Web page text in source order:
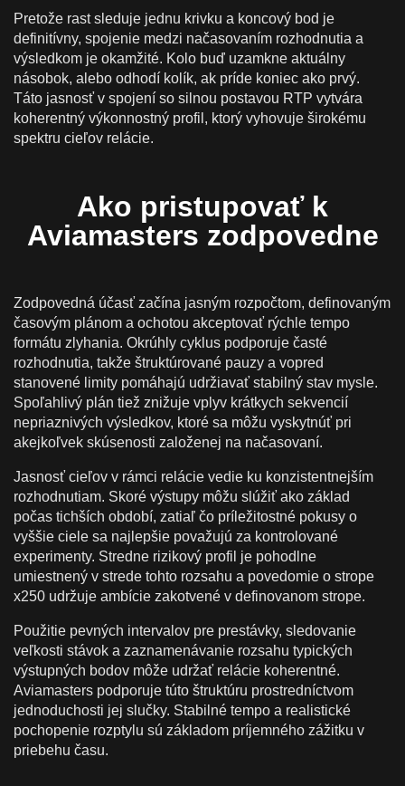
Pretože rast sleduje jednu krivku a koncový bod je
definitívny, spojenie medzi načasovaním rozhodnutia a
výsledkom je okamžité. Kolo buď uzamkne aktuálny
násobok, alebo odhodí kolík, ak príde koniec ako prvý.
Táto jasnosť v spojení so silnou postavou RTP vytvára
koherentný výkonnostný profil, ktorý vyhovuje širokému
spektru cieľov relácie.
Ako pristupovať k
Aviamasters zodpovedne
Zodpovedná účasť začína jasným rozpočtom, definovaným
časovým plánom a ochotou akceptovať rýchle tempo
formátu zlyhania. Okrúhly cyklus podporuje časté
rozhodnutia, takže štruktúrované pauzy a vopred
stanovené limity pomáhajú udržiavať stabilný stav mysle.
Spoľahlivý plán tiež znižuje vplyv krátkych sekvencií
nepriaznivých výsledkov, ktoré sa môžu vyskytnúť pri
akejkoľvek skúsenosti založenej na načasovaní.
Jasnosť cieľov v rámci relácie vedie ku konzistentnejším
rozhodnutiam. Skoré výstupy môžu slúžiť ako základ
počas tichších období, zatiaľ čo príležitostné pokusy o
vyššie ciele sa najlepšie považujú za kontrolované
experimenty. Stredne rizikový profil je pohodlne
umiestnený v strede tohto rozsahu a povedomie o strope
x250 udržuje ambície zakotvené v definovanom strope.
Použitie pevných intervalov pre prestávky, sledovanie
veľkosti stávok a zaznamenávanie rozsahu typických
výstupných bodov môže udržať relácie koherentné.
Aviamasters podporuje túto štruktúru prostredníctvom
jednoduchosti jej slučky. Stabilné tempo a realistické
pochopenie rozptylu sú základom príjemného zážitku v
priebehu času.